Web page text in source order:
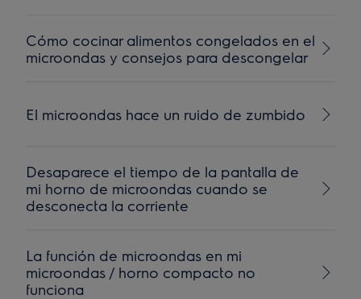
Cómo cocinar alimentos congelados en el
microondas y consejos para descongelar
El microondas hace un ruido de zumbido
Desaparece el tiempo de la pantalla de
mi horno de microondas cuando se
desconecta la corriente
La función de microondas en mi
microondas / horno compacto no
funciona